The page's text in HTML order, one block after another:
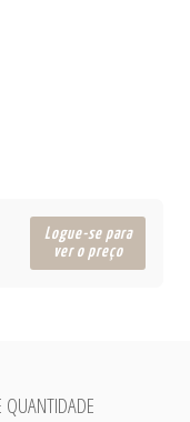
Logue-se para
ver o preço